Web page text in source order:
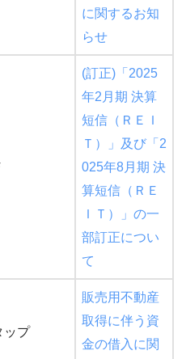
に関するお知
らせ
(訂正)「2025
年2月期 決算
短信（ＲＥＩ
Ｔ）」及び「2
025年8月期 決
算短信（ＲＥ
ＩＴ）」の一
部訂正につい
て
ップ
販売用不動産
取得に伴う資
金の借入に関